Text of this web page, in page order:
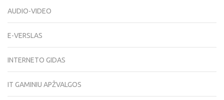
AUDIO-VIDEO
E-VERSLAS
INTERNETO GIDAS
IT GAMINIU APŽVALGOS